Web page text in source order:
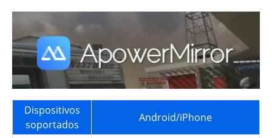
Dispositivos
soportados
Android/iPhone